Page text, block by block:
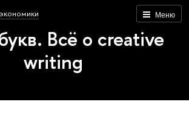
Меню
Всё о creative
writing